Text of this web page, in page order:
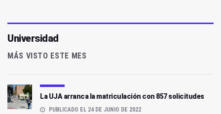
Universidad
MÁS VISTO ESTE MES
La UJA arranca la matriculación con 857 solicitudes
PUBLICADO EL 24 DE JUNIO DE 2022